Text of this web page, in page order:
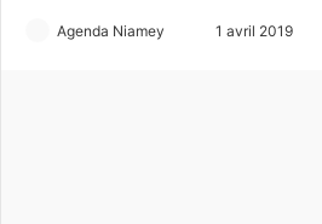
Agenda Niamey 1 avril 2019